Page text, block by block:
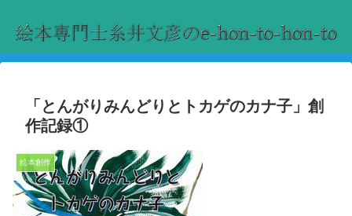
「とんがりみんどりとトカゲのカナ子」創
作記録①
絵本創作